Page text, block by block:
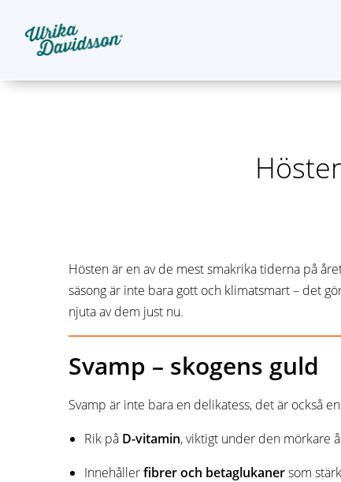
Hösten är en av de mest smakrika tiderna på
säsong är inte bara gott och klimatsmart – det
njuta av dem just nu.
Svamp – skogens guld
Svamp är inte bara en delikatess, det är också
Rik på D-vitamin, viktigt under den mörkare
Innehållerfibrer och betaglukanersom